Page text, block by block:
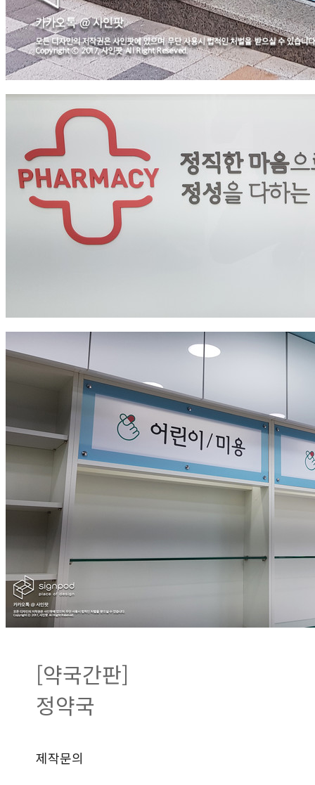
[약국간판]
정약국
제작문의